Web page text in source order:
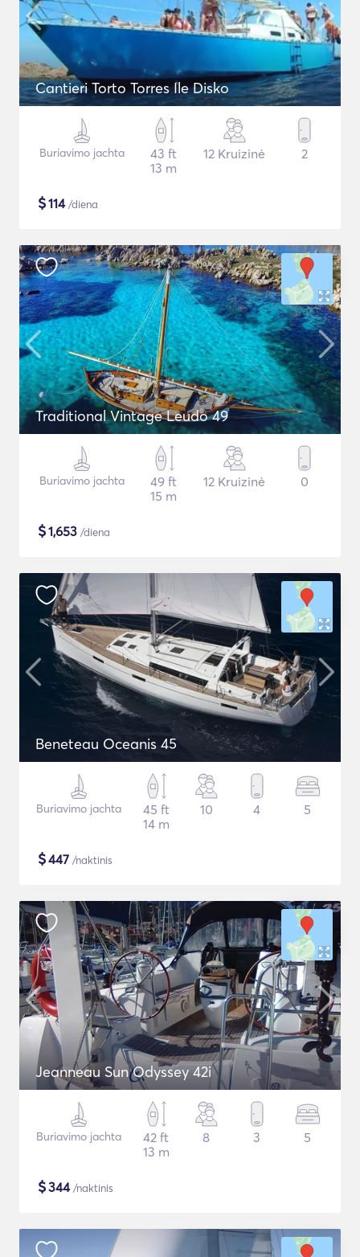
Cantieri Torto Torres Ile Disko
Buriavimo jachta
43 ft
13 m
12 Kruizinė 2
$114/diena
Traditional Vintage Leudo 49
Buriavimo jachta
49 ft
15 m
12 Kruizinė 0
$1,653 /diena
Beneteau Oceanis 45
Buriavimo jachta
45 ft
14 m
10 4 5
$447 /naktinis
Jeanneau Sun Odyssey 42i
Buriavimo jachta
42 ft
13 m
8 3 5
$344/naktinis